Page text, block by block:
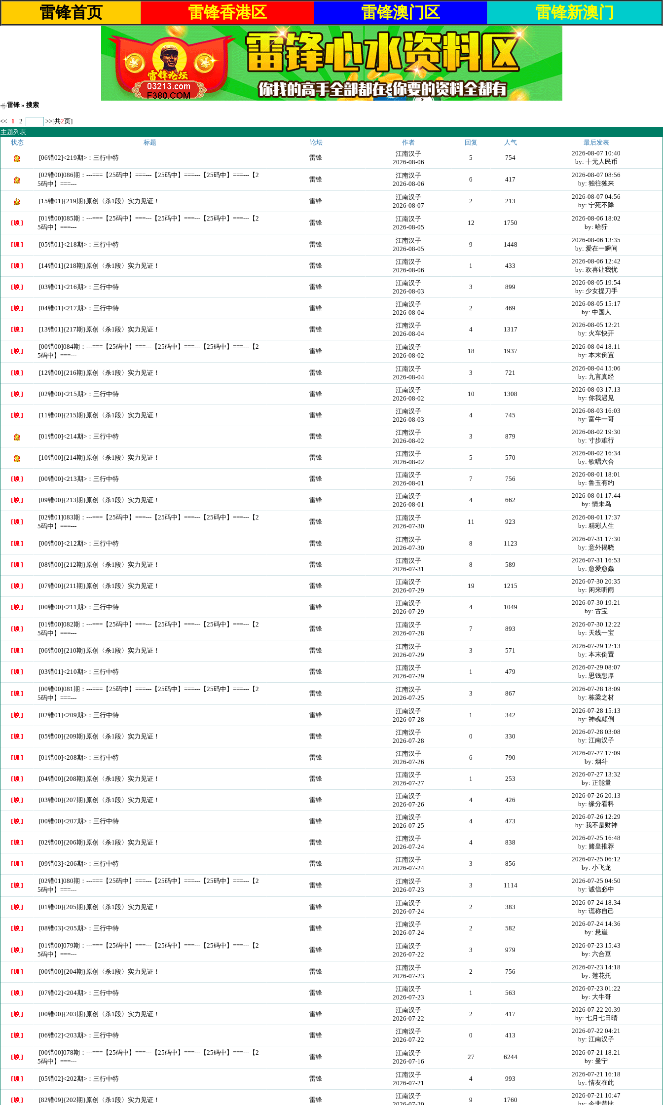
雷锋首页 雷锋香港区 雷锋澳门区 雷锋新澳门
雷锋 » 搜索
<< 1 2 >>[共2页]
主题列表
状态
标题 论坛 作者 回复 人气 最后发表
[06错02]<219期>：三行中特 雷锋
江南汉子
2026-08-06
5 754
2026-08-07 10:40
by: 十元人民币
[02错00]086期：---===【25码中】===---【25码中】===---【25码中】===---【2
5码中】===---
雷锋
江南汉子
2026-08-06
6 417
2026-08-07 08:56
by: 独往独来
[15错01]{219期}原创〈杀1段〉实力见证！ 雷锋
江南汉子
2026-08-07
2 213
2026-08-07 04:56
by: 宁死不降
[01错00]085期：---===【25码中】===---【25码中】===---【25码中】===---【2
5码中】===---
雷锋
江南汉子
2026-08-05
12 1750
2026-08-06 18:02
by: 哈狞
[05错01]<218期>：三行中特 雷锋
江南汉子
2026-08-05
9 1448
2026-08-06 13:35
by: 爱在一瞬间
[14错01]{218期}原创〈杀1段〉实力见证！ 雷锋
江南汉子
2026-08-06
1 433
2026-08-06 12:42
by: 欢喜让我忧
[03错01]<216期>：三行中特 雷锋
江南汉子
2026-08-03
3 899
2026-08-05 19:54
by: 少女提刀手
[04错01]<217期>：三行中特 雷锋
江南汉子
2026-08-04
2 469
2026-08-05 15:17
by: 中国人
[13错01]{217期}原创〈杀1段〉实力见证！ 雷锋
江南汉子
2026-08-04
4 1317
2026-08-05 12:21
by: 火车快开
[00错00]084期：---===【25码中】===---【25码中】===---【25码中】===---【2
5码中】===---
雷锋
江南汉子
2026-08-02
18 1937
2026-08-04 18:11
by: 本末倒置
[12错00]{216期}原创〈杀1段〉实力见证！ 雷锋
江南汉子
2026-08-04
3 721
2026-08-04 15:06
by: 九言真经
[02错00]<215期>：三行中特 雷锋
江南汉子
2026-08-02
10 1308
2026-08-03 17:13
by: 你我遇见
[11错00]{215期}原创〈杀1段〉实力见证！ 雷锋
江南汉子
2026-08-03
4 745
2026-08-03 16:03
by: 富牛一哥
[01错00]<214期>：三行中特 雷锋
江南汉子
2026-08-02
3 879
2026-08-02 19:30
by: 寸步难行
[10错00]{214期}原创〈杀1段〉实力见证！ 雷锋
江南汉子
2026-08-02
5 570
2026-08-02 16:34
by: 歌唱六合
[00错00]<213期>：三行中特 雷锋
江南汉子
2026-08-01
7 756
2026-08-01 18:01
by: 鲁玉有约
[09错00]{213期}原创〈杀1段〉实力见证！ 雷锋
江南汉子
2026-08-01
4 662
2026-08-01 17:44
by: 情未鸟
[02错01]083期：---===【25码中】===---【25码中】===---【25码中】===---【2
5码中】===---
雷锋
江南汉子
2026-07-30
11 923
2026-08-01 17:37
by: 精彩人生
[00错00]<212期>：三行中特 雷锋
江南汉子
2026-07-30
8 1123
2026-07-31 17:30
by: 意外揭晓
[08错00]{212期}原创〈杀1段〉实力见证！ 雷锋
江南汉子
2026-07-31
8 589
2026-07-31 16:53
by: 愈爱愈蠢
[07错00]{211期}原创〈杀1段〉实力见证！ 雷锋
江南汉子
2026-07-29
19 1215
2026-07-30 20:35
by: 闲来听雨
[00错00]<211期>：三行中特 雷锋
江南汉子
2026-07-29
4 1049
2026-07-30 19:21
by: 古宝
[01错00]082期：---===【25码中】===---【25码中】===---【25码中】===---【2
5码中】===---
雷锋
江南汉子
2026-07-28
7 893
2026-07-30 12:22
by: 天线一宝
[06错00]{210期}原创〈杀1段〉实力见证！ 雷锋
江南汉子
2026-07-29
3 571
2026-07-29 12:13
by: 本末倒置
[03错01]<210期>：三行中特 雷锋
江南汉子
2026-07-29
1 479
2026-07-29 08:07
by: 思钱想厚
[00错00]081期：---===【25码中】===---【25码中】===---【25码中】===---【2
5码中】===---
雷锋
江南汉子
2026-07-25
3 867
2026-07-28 18:09
by: 栋梁之材
[02错01]<209期>：三行中特 雷锋
江南汉子
2026-07-28
1 342
2026-07-28 15:13
by: 神魂颠倒
[05错00]{209期}原创〈杀1段〉实力见证！ 雷锋
江南汉子
2026-07-28
0 330
2026-07-28 03:08
by: 江南汉子
[01错00]<208期>：三行中特 雷锋
江南汉子
2026-07-26
6 790
2026-07-27 17:09
by: 烟斗
[04错00]{208期}原创〈杀1段〉实力见证！ 雷锋
江南汉子
2026-07-27
1 253
2026-07-27 13:32
by: 正能量
[03错00]{207期}原创〈杀1段〉实力见证！ 雷锋
江南汉子
2026-07-26
4 426
2026-07-26 20:13
by: 缘分看料
[00错00]<207期>：三行中特 雷锋
江南汉子
2026-07-25
4 473
2026-07-26 12:29
by: 我不是财神
[02错00]{206期}原创〈杀1段〉实力见证！ 雷锋
江南汉子
2026-07-24
4 838
2026-07-25 16:48
by: 赌皇推荐
[09错03]<206期>：三行中特 雷锋
江南汉子
2026-07-24
3 856
2026-07-25 06:12
by: 小飞龙
[02错01]080期：---===【25码中】===---【25码中】===---【25码中】===---【2
5码中】===---
雷锋
江南汉子
2026-07-23
3 1114
2026-07-25 04:50
by: 诚信必中
[01错00]{205期}原创〈杀1段〉实力见证！ 雷锋
江南汉子
2026-07-24
2 383
2026-07-24 18:34
by: 谎称自己
[08错03]<205期>：三行中特 雷锋
江南汉子
2026-07-24
2 582
2026-07-24 14:36
by: 悬崖
[01错00]079期：---===【25码中】===---【25码中】===---【25码中】===---【2
5码中】===---
雷锋
江南汉子
2026-07-22
3 979
2026-07-23 15:43
by: 六合豆
[00错00]{204期}原创〈杀1段〉实力见证！ 雷锋
江南汉子
2026-07-23
2 756
2026-07-23 14:18
by: 莲花托
[07错02]<204期>：三行中特 雷锋
江南汉子
2026-07-23
1 563
2026-07-23 01:22
by: 大牛哥
[00错00]{203期}原创〈杀1段〉实力见证！ 雷锋
江南汉子
2026-07-22
2 417
2026-07-22 20:39
by: 七月七日晴
[06错02]<203期>：三行中特 雷锋
江南汉子
2026-07-22
0 413
2026-07-22 04:21
by: 江南汉子
[00错00]078期：---===【25码中】===---【25码中】===---【25码中】===---【2
5码中】===---
雷锋
江南汉子
2026-07-16
27 6244
2026-07-21 18:21
by: 曼宁
[05错02]<202期>：三行中特 雷锋
江南汉子
2026-07-21
4 993
2026-07-21 16:18
by: 情友在此
[82错09]{202期}原创〈杀1段〉实力见证！ 雷锋
江南汉子
9 1760
2026-07-21 10:47